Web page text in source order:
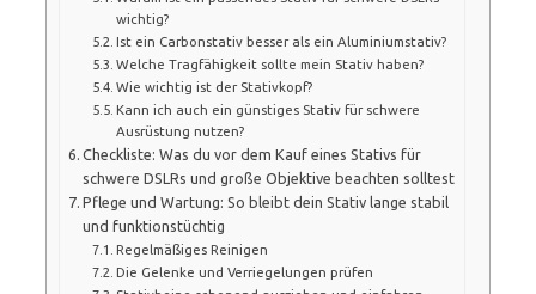
wichtig?
Ist ein Carbonstativ besser als ein Aluminiumstativ?
Welche Tragfähigkeit sollte mein Stativ haben?
Wie wichtig ist der Stativkopf?
Kann ich auch ein günstiges Stativ für schwere
Ausrüstung nutzen?
Checkliste: Was du vor dem Kauf eines Stativs für
schwere DSLRs und große Objektive beachten solltest
Pflege und Wartung: So bleibt dein Stativ lange stabil
und funktionstüchtig
Regelmäßiges Reinigen
Die Gelenke und Verriegelungen prüfen